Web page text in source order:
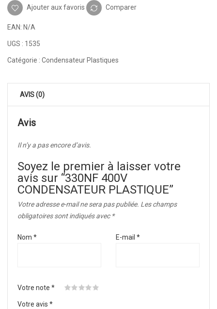
Ajouter aux favoris Comparer
EAN: N/A
UGS : 1535
Catégorie : Condensateur Plastiques
AVIS (0)
Avis
Il n’y a pas encore d’avis.
Soyez le premier à laisser votre
avis sur “330NF 400V
CONDENSATEUR PLASTIQUE”
Votre adresse e-mail ne sera pas publiée. Les champs
obligatoires sont indiqués avec *
Nom * E-mail *
Votre note *
Votre avis *